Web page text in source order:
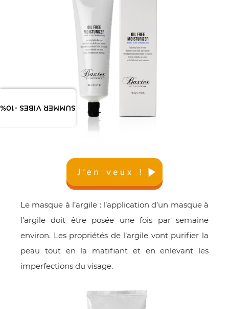
SUMMER VIBES -10%
Le masque à l’argile : l’application d’un masque à
l’argile doit être posée une fois par semaine
environ. Les propriétés de l’argile vont purifier la
peau tout en la matifiant et en enlevant les
imperfections du visage.